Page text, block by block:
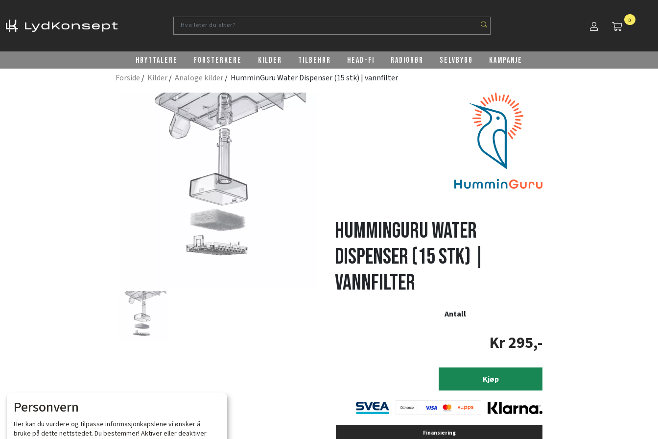
0
Høyttalere Forsterkere Kilder Tilbehør Head-Fi Radiorør Selvbygg Kampanje
Forside / Kilder/ Analoge kilder/ HumminGuru Water Dispenser (15 stk) | vannfilter
HumminGuru Water
Dispenser (15 stk) |
vannfilter
Antall
Kr 295,-
Kjøp
Finansiering
Personvern
Her kan du vurdere og tilpasse informasjonkapslene vi ønsker å
bruke på dette nettstedet. Du bestemmer! Aktiver eller deaktiver